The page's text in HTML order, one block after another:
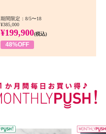
期間限定：8/5〜18
¥385,000
¥199,900(税込)
48%OFF
WEEKLY PUSH